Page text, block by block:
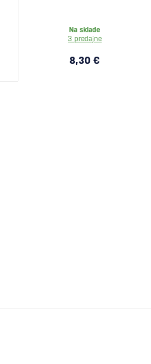
Na sklade
3 predajne
8,30 €